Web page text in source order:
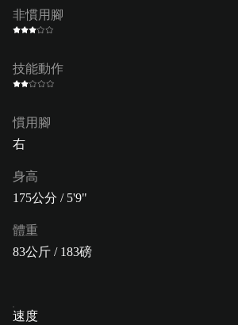
非慣用腳
技能動作
慣用腳
右
身高
175公分 / 5'9"
體重
83公斤 / 183磅
速度